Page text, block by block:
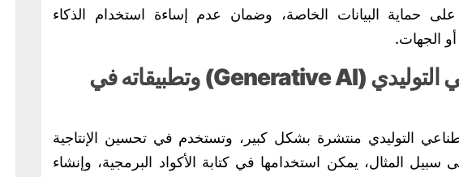
حماية البيانات الخاصة، وضمان عدم إساءة استخدام الذكاء
الجهات.
الذكاء الاصطناعي التوليدي (Generative AI) وتطبيقاته في
التوليدي منتشرة بشكل كبير، وتستخدم في تحسين الإنتاجية
المثال، يمكن استخدامها في كتابة الأكواد البرمجية، وإنشاء